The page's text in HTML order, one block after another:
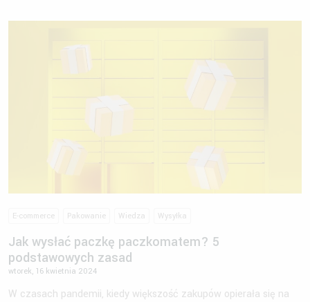
E-commerce Pakowanie Wiedza Wysyłka
Jak wysłać paczkę paczkomatem? 5
podstawowych zasad
wtorek, 16 kwietnia 2024
W czasach pandemii, kiedy większość zakupów opierała się na